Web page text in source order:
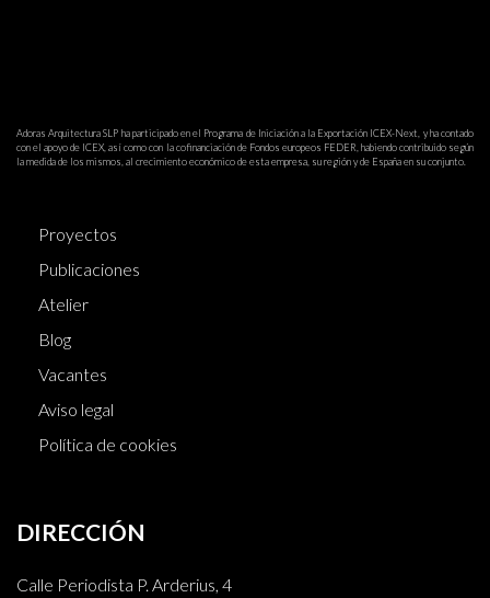
Adoras Arquitectura SLP ha participado en el Programa de Iniciación a la Exportación ICEX-Next, y ha contado
con el apoyo de ICEX, así como con la cofinanciación de Fondos europeos FEDER, habiendo contribuido según
la medida de los mismos, al crecimiento económico de esta empresa, su región y de España en su conjunto.
Proyectos
Publicaciones
Atelier
Blog
Vacantes
Aviso legal
Política de cookies
DIRECCIÓN
Calle Periodista P. Arderius, 4